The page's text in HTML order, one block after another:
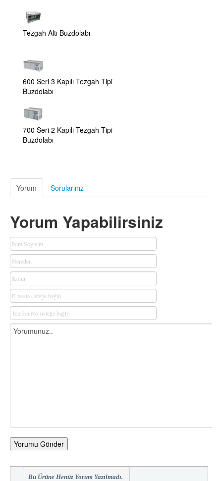
Tezgah Altı Buzdolabı
600 Seri 3 Kapılı Tezgah Tipi
Buzdolabı
700 Seri 2 Kapılı Tezgah Tipi
Buzdolabı
Yorum Sorularınız
Yorum Yapabilirsiniz
Yorumu Gönder
Bu Ürüne Henüz Yorum Yazılmadı.